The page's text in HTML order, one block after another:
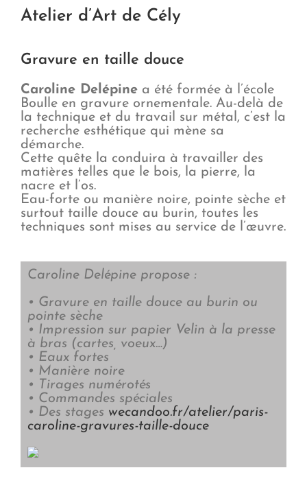
Atelier d’Art de Cély
Gravure en taille douce
Caroline Delépine a été formée à l’école
Boulle en gravure ornementale. Au-delà de
la technique et du travail sur métal, c’est la
recherche esthétique qui mène sa
démarche.
Cette quête la conduira à travailler des
matières telles que le bois, la pierre, la
nacre et l’os.
Eau-forte ou manière noire, pointe sèche et
surtout taille douce au burin, toutes les
techniques sont mises au service de l’œuvre.
Caroline Delépine propose :
• Gravure en taille douce au burin ou
pointe sèche
• Impression sur papier Velin à la presse
à bras (cartes, voeux…)
• Eaux fortes
• Manière noire
• Tirages numérotés
• Commandes spéciales
• Des stages wecandoo.fr/atelier/paris-
caroline-gravures-taille-douce